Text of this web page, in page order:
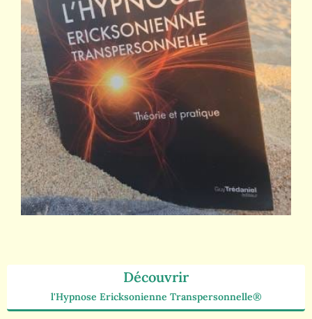
Découvrir
l'Hypnose Ericksonienne Transpersonnelle®